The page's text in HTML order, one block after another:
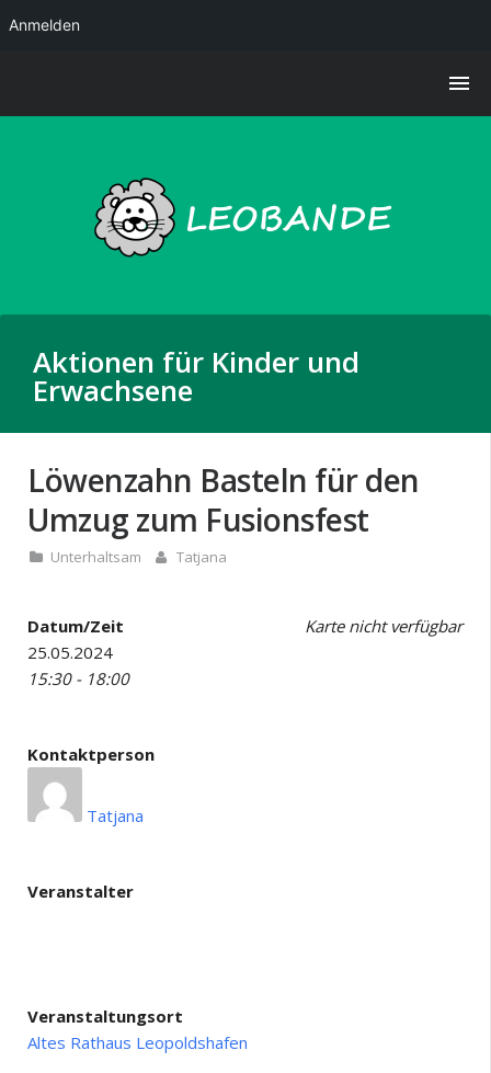
Aktionen für Kinder und
Erwachsene
Löwenzahn Basteln für den
Umzug zum Fusionsfest
Unterhaltsam Tatjana
Karte nicht verfügbar
Datum/Zeit
25.05.2024
15:30 - 18:00
Kontaktperson
Tatjana
Veranstalter
Veranstaltungsort
Altes Rathaus Leopoldshafen
Anmelden